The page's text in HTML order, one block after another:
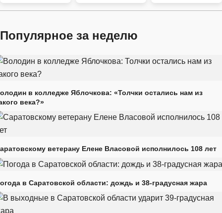
Популярное за неделю
в колледже Яблочкова: «Толчки остались нам из
века?»
ветерану Елене Власовой исполнилось 108 лет
в Саратовской области: дождь и 38-градусная жара